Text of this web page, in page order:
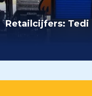
Retailcijfers: Tedi